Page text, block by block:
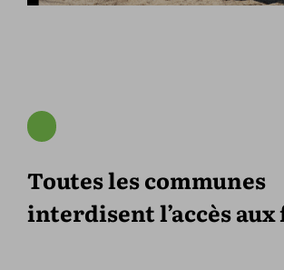
Toutes les communes
interdisent l’accès